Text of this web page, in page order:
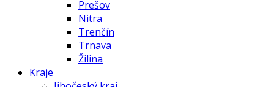
Prešov
Nitra
Trenčín
Trnava
Žilina
Kraje